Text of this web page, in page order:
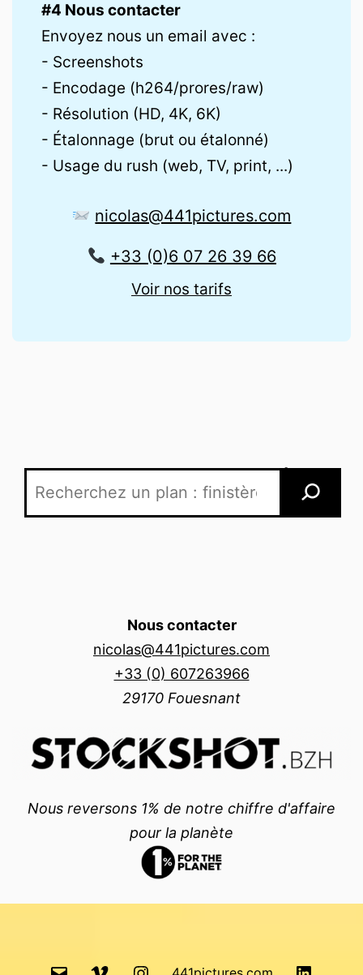
#4 Nous contacter
Envoyez nous un email avec :
- Screenshots
- Encodage (h264/prores/raw)
- Résolution (HD, 4K, 6K)
- Étalonnage (brut ou étalonné)
- Usage du rush (web, TV, print, ...)
nicolas@441pictures.com
+33 (0)6 07 26 39 66
Voir nos tarifs
Recherche par mots-clés
Nous contacter
nicolas@441pictures.com
+33 (0) 607263966
29170 Fouesnant
Nous reversons 1% de notre chiffre d'affaire
pour la planète
email Vimeo Instagram